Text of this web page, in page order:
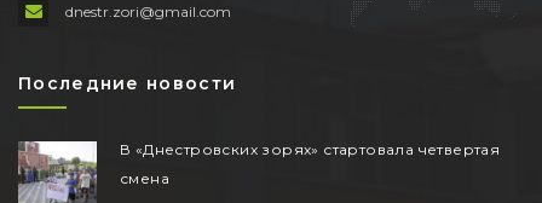
dnestr.zori@gmail.com
Последние новости
В «Днестровских зорях» стартовала четвертая
смена